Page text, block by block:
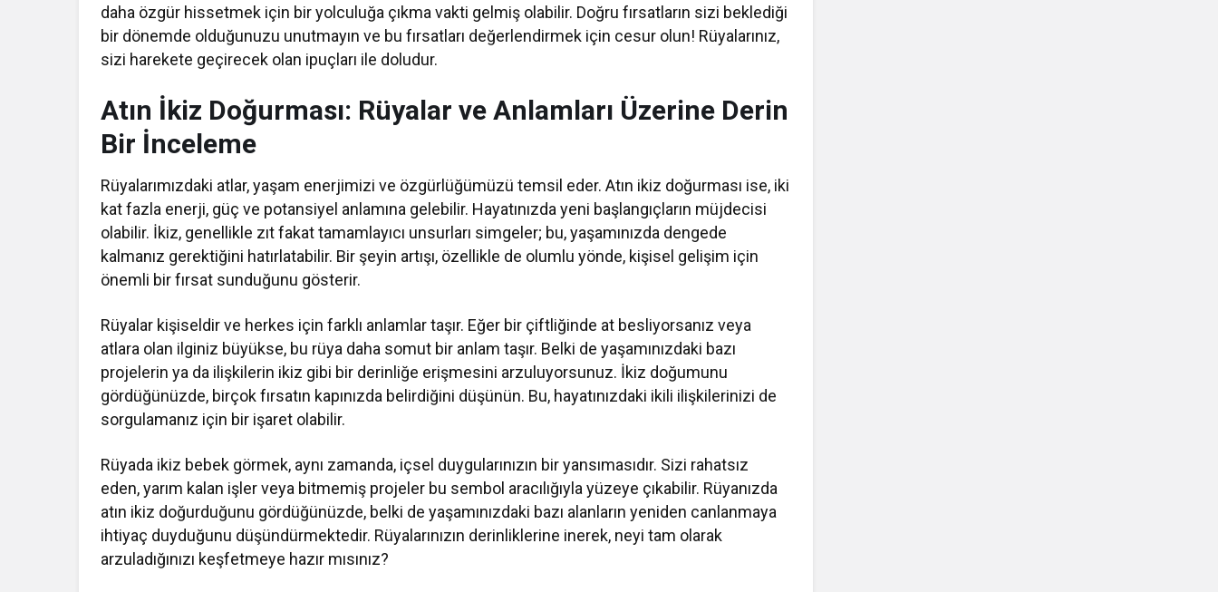
daha özgür hissetmek için bir yolculuğa çıkma vakti gelmiş olabilir. Doğru fırsatların sizi beklediği
bir dönemde olduğunuzu unutmayın ve bu fırsatları değerlendirmek için cesur olun! Rüyalarınız,
sizi harekete geçirecek olan ipuçları ile doludur.
Atın İkiz Doğurması: Rüyalar ve Anlamları Üzerine Derin
Bir İnceleme
Rüyalarımızdaki atlar, yaşam enerjimizi ve özgürlüğümüzü temsil eder. Atın ikiz doğurması ise, iki
kat fazla enerji, güç ve potansiyel anlamına gelebilir. Hayatınızda yeni başlangıçların müjdecisi
olabilir. İkiz, genellikle zıt fakat tamamlayıcı unsurları simgeler; bu, yaşamınızda dengede
kalmanız gerektiğini hatırlatabilir. Bir şeyin artışı, özellikle de olumlu yönde, kişisel gelişim için
önemli bir fırsat sunduğunu gösterir.
Rüyalar kişiseldir ve herkes için farklı anlamlar taşır. Eğer bir çiftliğinde at besliyorsanız veya
atlara olan ilginiz büyükse, bu rüya daha somut bir anlam taşır. Belki de yaşamınızdaki bazı
projelerin ya da ilişkilerin ikiz gibi bir derinliğe erişmesini arzuluyorsunuz. İkiz doğumunu
gördüğünüzde, birçok fırsatın kapınızda belirdiğini düşünün. Bu, hayatınızdaki ikili ilişkilerinizi de
sorgulamanız için bir işaret olabilir.
Rüyada ikiz bebek görmek, aynı zamanda, içsel duygularınızın bir yansımasıdır. Sizi rahatsız
eden, yarım kalan işler veya bitmemiş projeler bu sembol aracılığıyla yüzeye çıkabilir. Rüyanızda
atın ikiz doğurduğunu gördüğünüzde, belki de yaşamınızdaki bazı alanların yeniden canlanmaya
ihtiyaç duyduğunu düşündürmektedir. Rüyalarınızın derinliklerine inerek, neyi tam olarak
arzuladığınızı keşfetmeye hazır mısınız?